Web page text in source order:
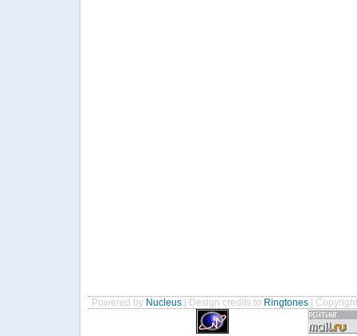
Powered by Nucleus | Design credits to Ringtones |